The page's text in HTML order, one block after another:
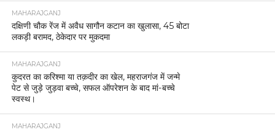
MAHARAJGANJ
दक्षिणी चौक रेंज में अवैध सागौन कटान का खुलासा, 45 बोटा
लकड़ी बरामद, ठेकेदार पर मुकदमा
MAHARAJGANJ
कुदरत का करिश्मा या तक़दीर का खेल, महराजगंज में जन्मे
पेट से जुड़े जुड़वा बच्चे, सफल ऑपरेशन के बाद मां-बच्चे
स्वस्थ।
MAHARAJGANJ